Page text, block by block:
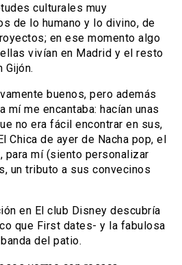
culturales muy
de lo humano y lo divino, de
en ese momento algo
vivían en Madrid y el resto
Gijón.
buenos, pero además
mí me encantaba: hacían unas
no era fácil encontrar en sus,
Chica de ayer de Nacha pop, el
para mí (siento personalizar
un tributo a sus convecinos
en El club Disney descubría
que First dates- y la fabulosa
del patio.